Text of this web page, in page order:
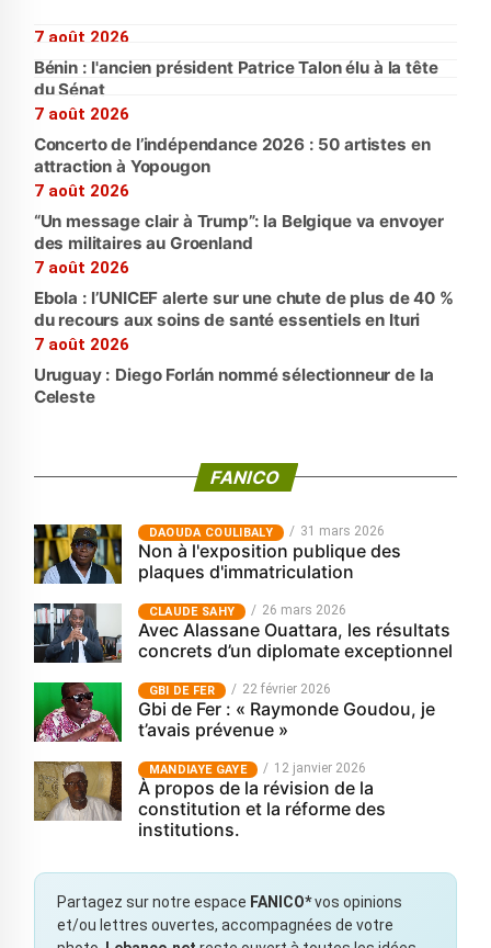
7 août 2026
Bénin : l'ancien président Patrice Talon élu à la tête
du Sénat
7 août 2026
Concerto de l’indépendance 2026 : 50 artistes en
attraction à Yopougon
7 août 2026
“Un message clair à Trump”: la Belgique va envoyer
des militaires au Groenland
7 août 2026
Ebola : l’UNICEF alerte sur une chute de plus de 40 %
du recours aux soins de santé essentiels en Ituri
7 août 2026
Uruguay : Diego Forlán nommé sélectionneur de la
Celeste
FANICO
‎DAOUDA COULIBALY 31 mars 2026
Non à l'exposition publique des
plaques d'immatriculation
CLAUDE SAHY 26 mars 2026
Avec Alassane Ouattara, les résultats
concrets d’un diplomate exceptionnel
GBI DE FER 22 février 2026
Gbi de Fer : « Raymonde Goudou, je
t’avais prévenue »
MANDIAYE GAYE 12 janvier 2026
À propos de la révision de la
constitution et la réforme des
institutions.
Partagez sur notre espace FANICO*vos opinions
et/ou lettres ouvertes, accompagnées de votre